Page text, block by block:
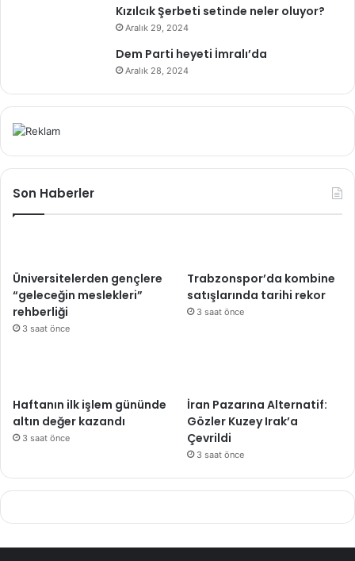
Kızılcık Şerbeti setinde neler oluyor?
Aralık 29, 2024
Dem Parti heyeti İmralı’da
Aralık 28, 2024
Son Haberler
Üniversitelerden gençlere
“geleceğin meslekleri”
rehberliği
3 saat önce
Trabzonspor’da kombine
satışlarında tarihi rekor
3 saat önce
Haftanın ilk işlem gününde
altın değer kazandı
3 saat önce
İran Pazarına Alternatif:
Gözler Kuzey Irak’a
Çevrildi
3 saat önce